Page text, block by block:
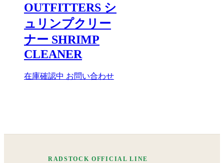
OUTFITTERS シ
ュリンプクリー
ナー SHRIMP
CLEANER
在庫確認中 お問い合わせ
RADSTOCK OFFICIAL LINE